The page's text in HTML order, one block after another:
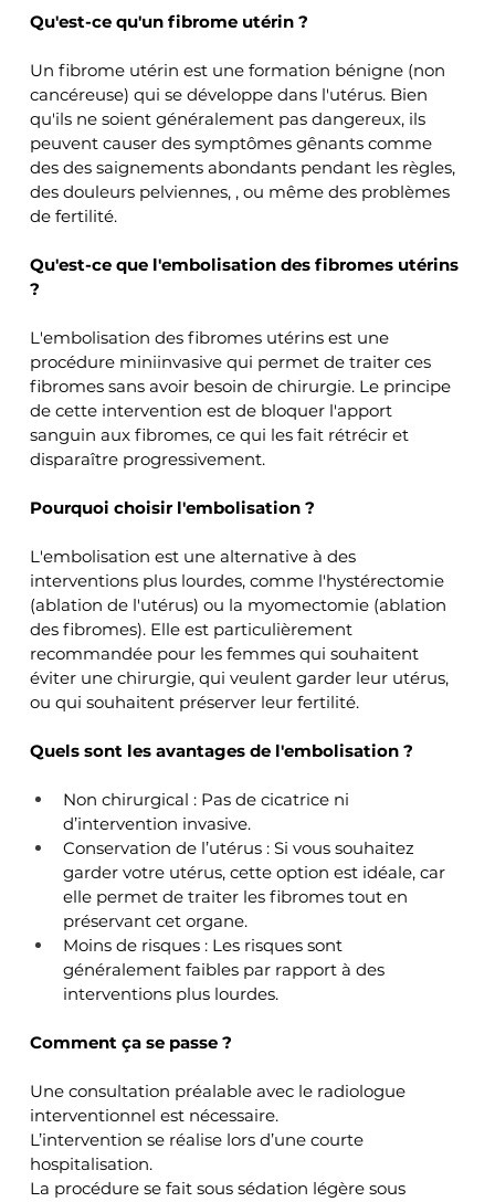
Qu'est-ce qu'un fibrome utérin ?
Un fibrome utérin est une formation bénigne (non
cancéreuse) qui se développe dans l'utérus. Bien
qu'ils ne soient généralement pas dangereux, ils
peuvent causer des symptômes gênants comme
des des saignements abondants pendant les règles,
des douleurs pelviennes, , ou même des problèmes
de fertilité.
Qu'est-ce que l'embolisation des fibromes utérins
?
L'embolisation des fibromes utérins est une
procédure miniinvasive qui permet de traiter ces
fibromes sans avoir besoin de chirurgie. Le principe
de cette intervention est de bloquer l'apport
sanguin aux fibromes, ce qui les fait rétrécir et
disparaître progressivement.
Pourquoi choisir l'embolisation ?
L'embolisation est une alternative à des
interventions plus lourdes, comme l'hystérectomie
(ablation de l'utérus) ou la myomectomie (ablation
des fibromes). Elle est particulièrement
recommandée pour les femmes qui souhaitent
éviter une chirurgie, qui veulent garder leur utérus,
ou qui souhaitent préserver leur fertilité.
Quels sont les avantages de l'embolisation ?
Non chirurgical : Pas de cicatrice ni
d’intervention invasive.
Conservation de l’utérus : Si vous souhaitez
garder votre utérus, cette option est idéale, car
elle permet de traiter les fibromes tout en
préservant cet organe.
Moins de risques : Les risques sont
généralement faibles par rapport à des
interventions plus lourdes.
Comment ça se passe ?
Une consultation préalable avec le radiologue
interventionnel est nécessaire.
L’intervention se réalise lors d’une courte
hospitalisation.
La procédure se fait sous sédation légère sous